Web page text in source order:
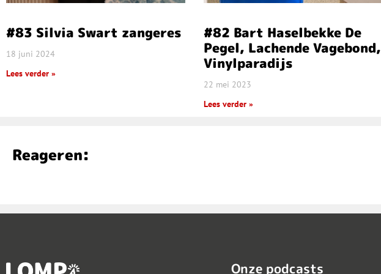
#83 Silvia Swart zangeres
18 juni 2024
Lees verder »
#82 Bart Haselbekke De
Pegel, Lachende Vagebond,
Vinylparadijs
22 mei 2023
Lees verder »
Reageren:
Onze podcasts